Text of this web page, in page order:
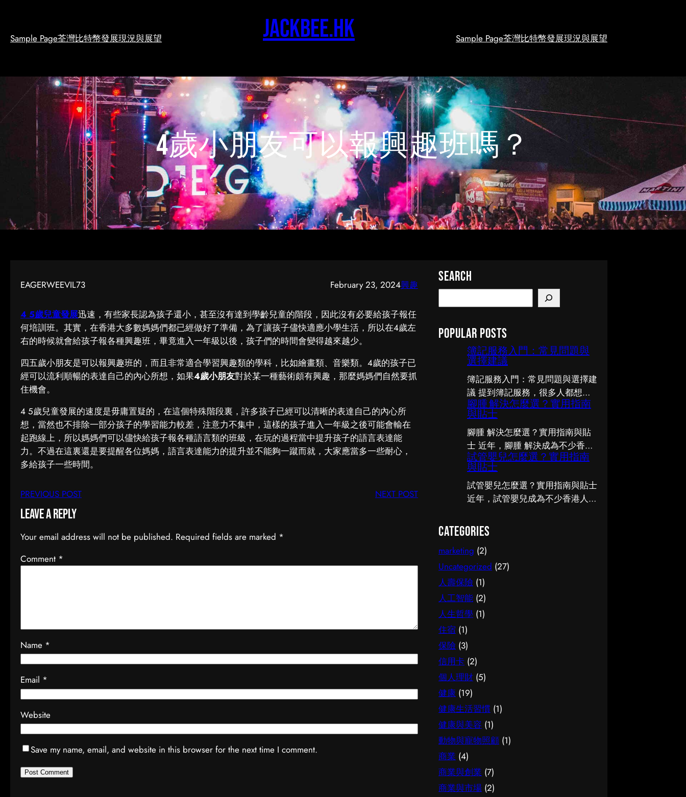
contentSample Page荃灣比特幣發展現況與展望 jackbee.hk Sample Page荃灣比特幣發展現況與展望
4歲小朋友可以報興趣班嗎？
EAGERWEEVIL73 February 23, 2024興趣
4 5歲兒童發展迅速，有些家長認為孩子還小，甚至沒有達到學齡兒童的階段，因此沒有必要給孩子報任
何培訓班。其實，在香港大多數媽媽們都已經做好了準備，為了讓孩子儘快適應小學生活，所以在4歲左
右的時候就會給孩子報各種興趣班，畢竟進入一年級以後，孩子們的時間會變得越來越少。
四五歲小朋友是可以報興趣班的，而且非常適合學習興趣類的學科，比如繪畫類、音樂類。4歲的孩子已
經可以流利順暢的表達自己的內心所想，如果4歲小朋友對於某一種藝術頗有興趣，那麼媽媽們自然要抓
住機會。
4 5歲兒童發展的速度是毋庸置疑的，在這個特殊階段裏，許多孩子已經可以清晰的表達自己的內心所
想，當然也不排除一部分孩子的學習能力較差，注意力不集中，這樣的孩子進入一年級之後可能會輸在
起跑線上，所以媽媽們可以儘快給孩子報各種語言類的班級，在玩的過程當中提升孩子的語言表達能
力。不過在這裏還是要提醒各位媽媽，語言表達能力的提升並不能夠一蹴而就，大家應當多一些耐心，
多給孩子一些時間。
PREVIOUS POST NEXT POST
Leave a Reply
Your email address will not be published. Required fields are marked *
Comment *
Name *
Email *
Website
Save my name, email, and website in this browser for the next time I comment.
Search
e
r
Popular Posts
簿記服務入門：常見問題與
選擇建議
簿記服務入門：常見問題與選擇建
議 提到簿記服務，很多人都想了
解多一點，卻不知從何入手。市面
上資訊繁多，真假難辨。以下整理
了幾個值得留意的重點，希望能幫
助你更清晰地掌握簿記服務的相關
知識。 事前要留意甚麼 在做決定
之前，有幾點值得特別留意。首
先，每個人的情況不盡相同，適合
別人的未必適合自己；其次，資訊
疑問，諮詢相關範疇的專業人士，
往往能得到更貼合個人需要的建
議。 聰明選擇的方法 幾個簡單的
方法，能幫你少走冤枉路：先設定
清晰的目標與預算、收集足夠的資
料再比較，以及保留彈性以應對變
化。把這些習慣養成，做選擇時自
然更得心應手。 因應需要選擇 不
同的情境，對簿記服務的要求也不
一樣。先想清楚自己最常遇到的情
況與優先考量，再作選擇，就能避
免買了用不上、或選了不合適的尷
尬，讓每一分付出都用得其所。
如何選擇 在考慮簿記服務時，建
議從自己的實際需要出發，比較不
同選擇的特點與條件，而非單看價
錢或表面資訊。多參考可靠來源、
細閱詳情，有助找到最切合需要的
方案。想進一步了解相關資訊，可
以參考簿記服務，當中有更詳細的
介紹。 簿記服務是甚麼 要真正掌
腳腫 解決怎麼選？實用指南
與貼士
腳腫 解決怎麼選？實用指南與貼
士 近年，腳腫 解決成為不少香港
人關注的話題。無論是出於實際需
要還是興趣，先對它有基本認識，
都有助我們作出更明智的決定。這
篇文章會從不同角度，和大家分享
重要性 認真了解腳腫 解決的好處
顯而易見：當你清楚自己面對的選
擇與條件，便更容易避開常見的陷
阱，把時間與資源花在真正合適的
地方，這也是做足功課的價值所
在。 事前要留意甚麼 在做決定之
前，有幾點值得特別留意。首先，
每個人的情況不盡相同，適合別人
的未必適合自己；其次，資訊來源
是否可靠同樣關鍵。如有任何疑
問，諮詢相關範疇的專業人士，往
往能得到更貼合個人需要的建議。
聰明選擇的方法 幾個簡單的方
法，能幫你少走冤枉路：先設定清
晰的目標與預算、收集足夠的資料
再比較，以及保留彈性以應對變
化。把這些習慣養成，做選擇時自
然更得心應手。 因應需要選擇 不
同的情境，對腳腫 解決的要求也
不一樣。先想清楚自己最常遇到的
情況與優先考量，再作選擇，就能
試管嬰兒怎麼選？實用指南
與貼士
試管嬰兒怎麼選？實用指南與貼士
近年，試管嬰兒成為不少香港人關
是興趣，先對它有基本認識，都有
助我們作出更明智的決定。這篇文
章會從不同角度，和大家分享關於
試管嬰兒的實用資訊。 它的重要
性 認真了解試管嬰兒的好處顯而
易見：當你清楚自己面對的選擇與
條件，便更容易避開常見的陷阱，
把時間與資源花在真正合適的地
方，這也是做足功課的價值所在。
事前要留意甚麼 在做決定之前，
有幾點值得特別留意。首先，每個
人的情況不盡相同，適合別人的未
必適合自己；其次，資訊來源是否
可靠同樣關鍵。如有任何疑問，諮
詢相關範疇的專業人士，往往能得
到更貼合個人需要的建議。 聰明
選擇的方法 幾個簡單的方法，能
幫你少走冤枉路：先設定清晰的目
標與預算、收集足夠的資料再比
較，以及保留彈性以應對變化。把
這些習慣養成，做選擇時自然更得
Categories
marketing (2)
Uncategorized (27)
人壽保險 (1)
人工智能 (2)
人生哲學 (1)
住宿 (1)
保險 (3)
信用卡 (2)
個人理財 (5)
健康 (19)
健康生活習慣 (1)
健康與美容 (1)
動物與寵物照顧 (1)
商業 (4)
商業與創業 (7)
商業與市場 (2)